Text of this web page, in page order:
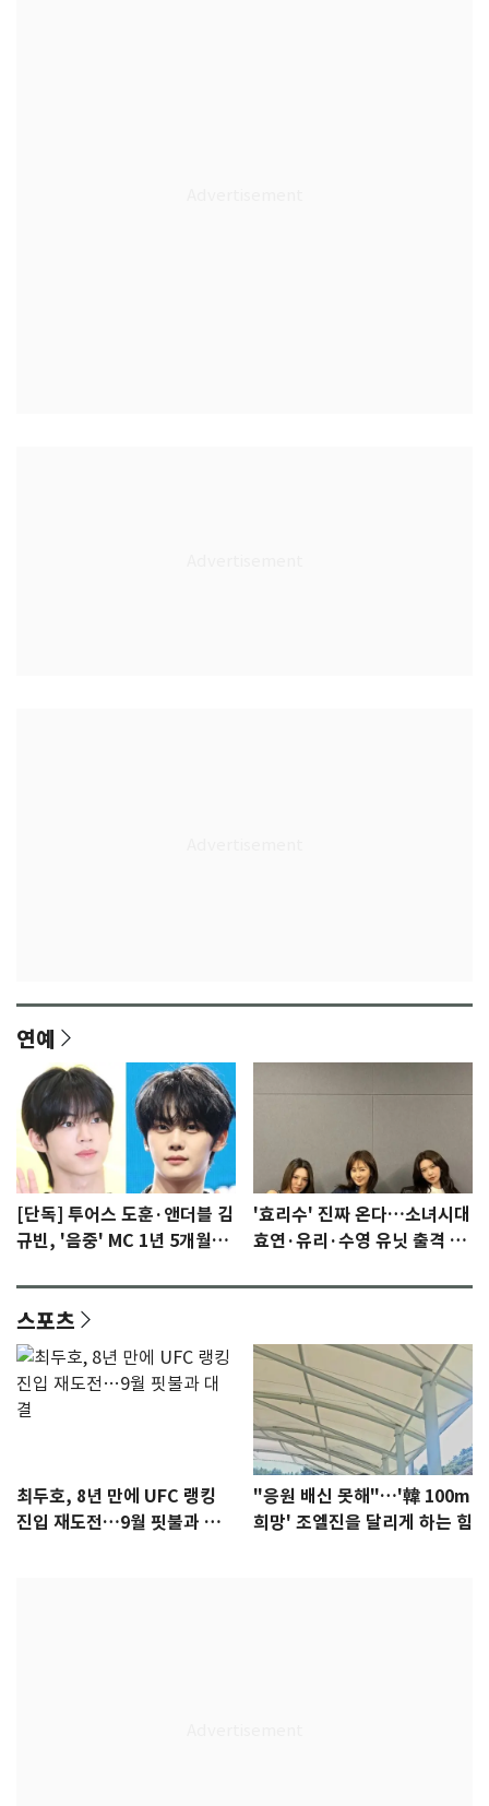
연예
[단독] 투어스 도훈·앤더블 김
규빈, '음중' MC 1년 5개월만
'효리수' 진짜 온다…소녀시대
효연·유리·수영 유닛 출격 [N
스포츠
최두호, 8년 만에 UFC 랭킹
진입 재도전…9월 핏불과 대
"응원 배신 못해"…'韓 100m
희망' 조엘진을 달리게 하는 힘